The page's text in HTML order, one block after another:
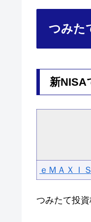
つみた
新NISA
ｅＭＡＸＩ
つみたて投資